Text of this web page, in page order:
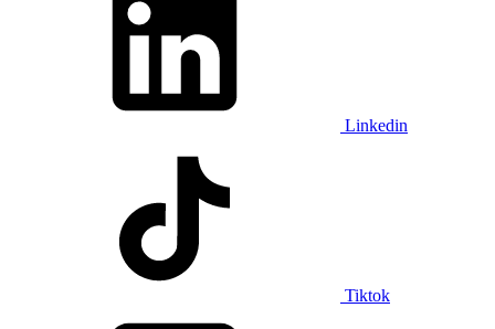
Linkedin
Tiktok